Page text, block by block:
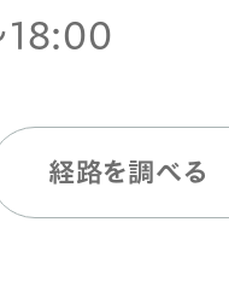
経路を調べる